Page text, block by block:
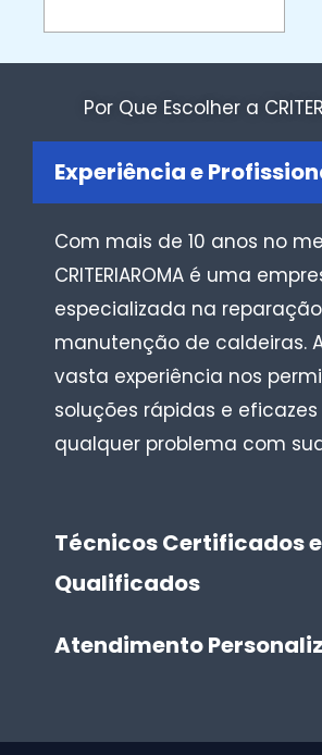
Por Que Escolher a
Experiência e
Com mais de 10 anos no
CRITERIAROMA é uma
especializada na
manutenção de caldeiras.
vasta experiência nos
soluções rápidas e
qualquer problema com
Técnicos Certificados e
Qualificados
Atendimento